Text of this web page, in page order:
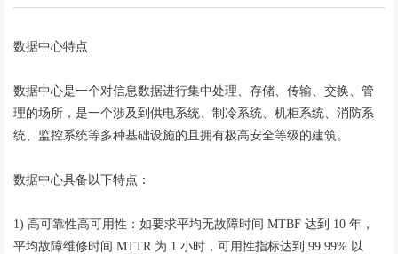
数据中心特点
数据中心是一个对信息数据进行集中处理、存储、传输、交换、管
理的场所，是一个涉及到供电系统、制冷系统、机柜系统、消防系
统、监控系统等多种基础设施的且拥有极高安全等级的建筑。
数据中心具备以下特点：
1) 高可靠性高可用性：如要求平均无故障时间 MTBF 达到 10 年，
平均故障维修时间 MTTR 为 1 小时，可用性指标达到 99.99% 以